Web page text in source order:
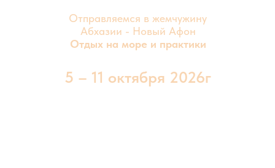
Отправляемся в жемчужину
Абхазии - Новый Афон
Отдых на море и практики
5 – 11 октября 2026г